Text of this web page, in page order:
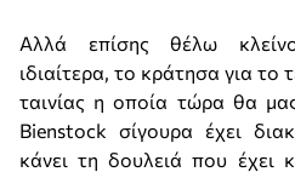
Αλλά επίσης θέλω
ιδιαίτερα, το κράτησα για το
ταινίας η οποία τώρα θα
Bienstock σίγουρα έχει
κάνει τη δουλειά που έχει